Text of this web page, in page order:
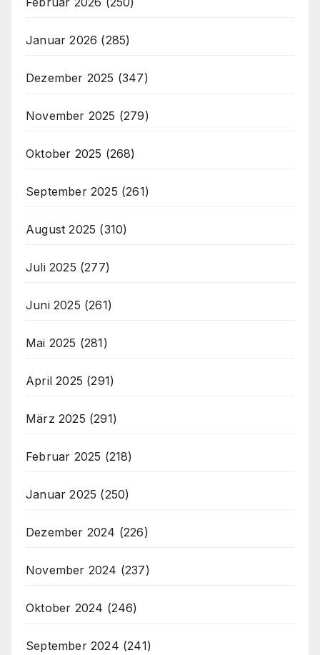
Januar 2026 (285)
Dezember 2025 (347)
November 2025 (279)
Oktober 2025 (268)
September 2025 (261)
August 2025 (310)
Juli 2025 (277)
Juni 2025 (261)
Mai 2025 (281)
April 2025 (291)
März 2025 (291)
Februar 2025 (218)
Januar 2025 (250)
Dezember 2024 (226)
November 2024 (237)
Oktober 2024 (246)
September 2024 (241)